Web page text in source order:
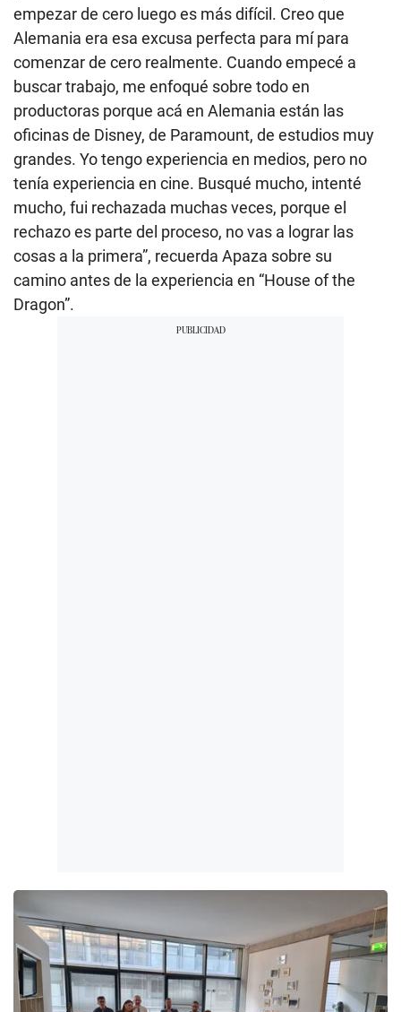
empezar de cero luego es más difícil. Creo que
Alemania era esa excusa perfecta para mí para
comenzar de cero realmente. Cuando empecé a
buscar trabajo, me enfoqué sobre todo en
productoras porque acá en Alemania están las
oficinas de Disney, de Paramount, de estudios muy
grandes. Yo tengo experiencia en medios, pero no
tenía experiencia en cine. Busqué mucho, intenté
mucho, fui rechazada muchas veces, porque el
rechazo es parte del proceso, no vas a lograr las
cosas a la primera”, recuerda Apaza sobre su
camino antes de la experiencia en “House of the
Dragon”.